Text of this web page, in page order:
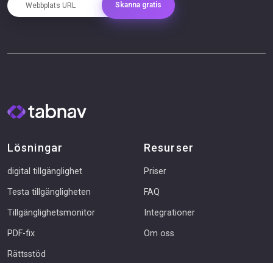
Webbplats URL Skanna gratis
Lösningar
digital tillgänglighet
Testa tillgängligheten
Tillgänglighetsmonitor
PDF-fix
Rättsstöd
Resurser
Priser
FAQ
Integrationer
Om oss